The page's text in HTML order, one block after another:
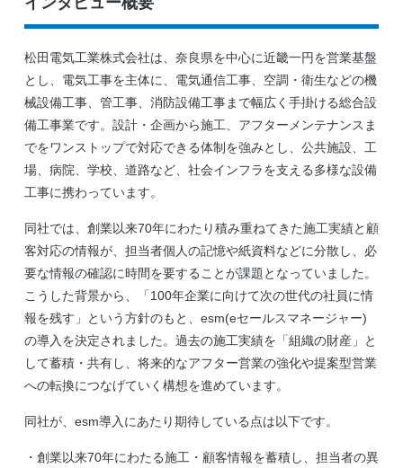
松田電気工業株式会社は、奈良県を中心に近畿一円を営業基盤
とし、電気工事を主体に、電気通信工事、空調・衛生などの機
械設備工事、管工事、消防設備工事まで幅広く手掛ける総合設
備工事業です。設計・企画から施工、アフターメンテナンスま
でをワンストップで対応できる体制を強みとし、公共施設、工
場、病院、学校、道路など、社会インフラを支える多様な設備
工事に携わっています。
同社では、創業以来70年にわたり積み重ねてきた施工実績と顧
客対応の情報が、担当者個人の記憶や紙資料などに分散し、必
要な情報の確認に時間を要することが課題となっていました。
こうした背景から、「100年企業に向けて次の世代の社員に情
報を残す」という方針のもと、esm(eセールスマネージャー)
の導入を決定されました。過去の施工実績を「組織の財産」と
して蓄積・共有し、将来的なアフター営業の強化や提案型営業
への転換につなげていく構想を進めています。
同社が、esm導入にあたり期待している点は以下です。
創業以来70年にわたる施工・顧客情報を蓄積し、担当者の異